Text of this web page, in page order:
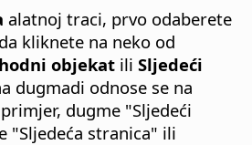
alatnoj traci, prvo odaberete
kliknete na neko od
objekat ili Sljedeći
dugmadi odnose se na
dugme "Sljedeći
"Sljedeća stranica" ili